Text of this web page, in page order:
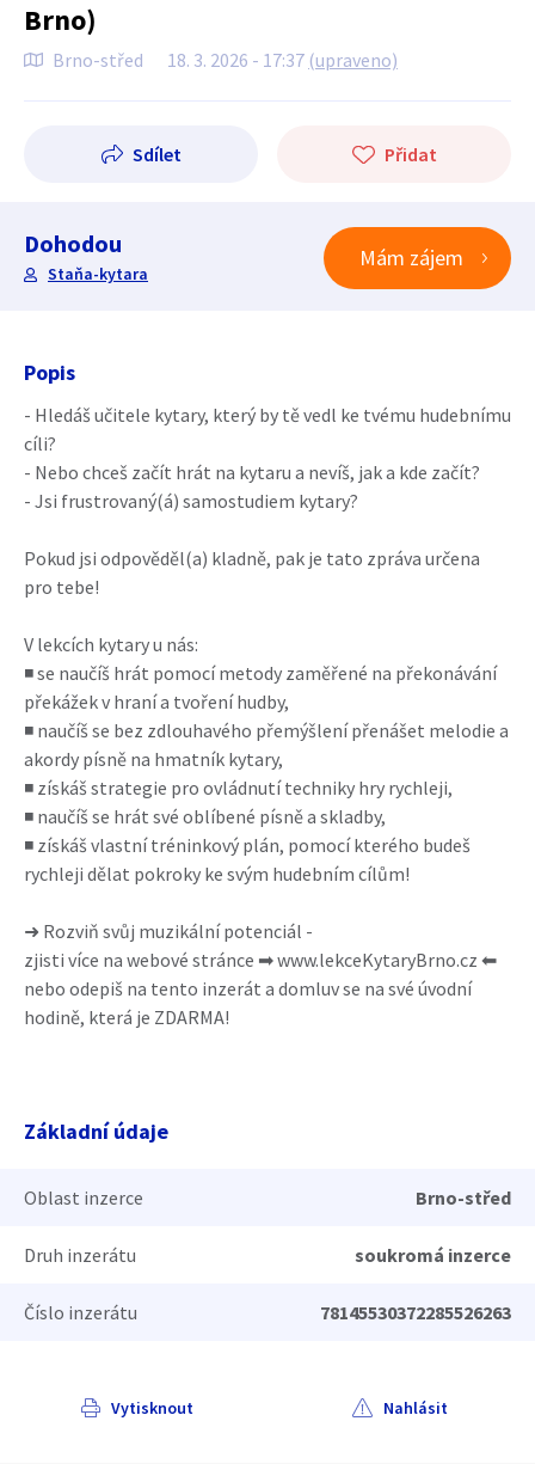
Brno)
Brno-střed 18. 3. 2026 - 17:37 (upraveno)
Sdílet Přidat
Dohodou
Staňa-kytara
Mám zájem
Popis
- Hledáš učitele kytary, který by tě vedl ke tvému hudebnímu
cíli?
- Nebo chceš začít hrát na kytaru a nevíš, jak a kde začít?
- Jsi frustrovaný(á) samostudiem kytary?
Pokud jsi odpověděl(a) kladně, pak je tato zpráva určena
pro tebe!
V lekcích kytary u nás:
◾ se naučíš hrát pomocí metody zaměřené na překonávání
překážek v hraní a tvoření hudby,
◾ naučíš se bez zdlouhavého přemýšlení přenášet melodie a
akordy písně na hmatník kytary,
◾ získáš strategie pro ovládnutí techniky hry rychleji,
◾ naučíš se hrát své oblíbené písně a skladby,
◾ získáš vlastní tréninkový plán, pomocí kterého budeš
rychleji dělat pokroky ke svým hudebním cílům!
➜ Rozviň svůj muzikální potenciál -
zjisti více na webové stránce ➡ www.lekceKytaryBrno.cz ⬅
nebo odepiš na tento inzerát a domluv se na své úvodní
hodině, která je ZDARMA!
Základní údaje
Oblast inzerce Brno-střed
Druh inzerátu soukromá inzerce
Číslo inzerátu 78145530372285526263
Vytisknout Nahlásit